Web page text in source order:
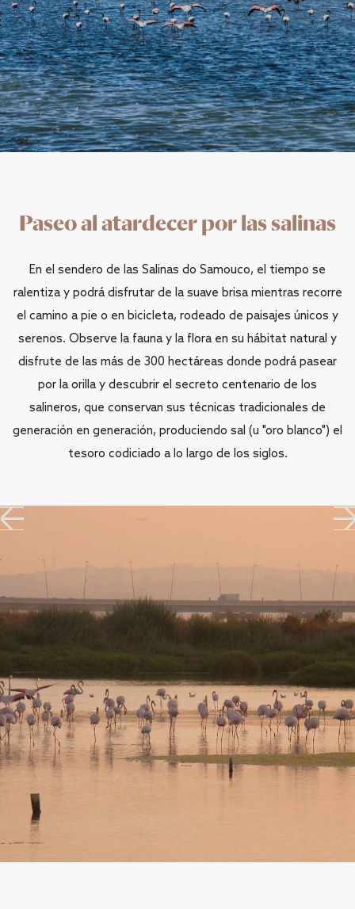
Paseo al atardecer por las salinas
En el sendero de las Salinas do Samouco, el tiempo se
ralentiza y podrá disfrutar de la suave brisa mientras recorre
el camino a pie o en bicicleta, rodeado de paisajes únicos y
serenos. Observe la fauna y la flora en su hábitat natural y
disfrute de las más de 300 hectáreas donde podrá pasear
por la orilla y descubrir el secreto centenario de los
salineros, que conservan sus técnicas tradicionales de
generación en generación, produciendo sal (u "oro blanco") el
tesoro codiciado a lo largo de los siglos.